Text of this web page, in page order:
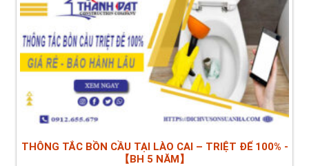
THÔNG TẮC BỒN CẦU TẠI LÀO CAI – TRIỆT ĐỂ 100% -
【BH 5 NĂM】